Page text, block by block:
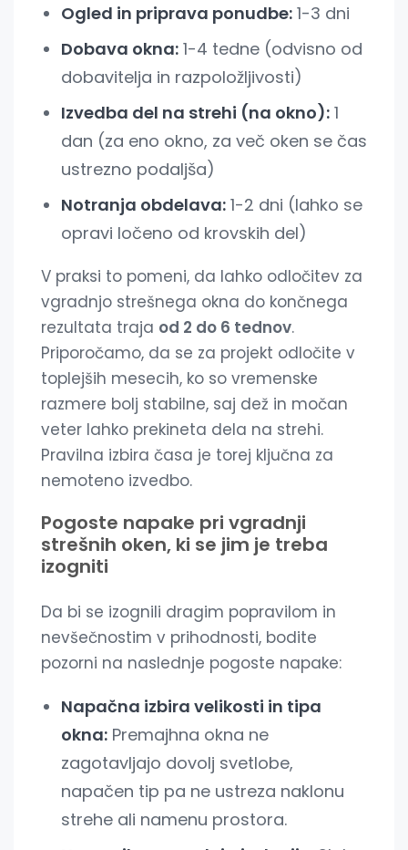
Ogled in priprava ponudbe: 1-3 dni
Dobava okna: 1-4 tedne (odvisno od
dobavitelja in razpoložljivosti)
Izvedba del na strehi (na okno): 1
dan (za eno okno, za več oken se čas
ustrezno podaljša)
Notranja obdelava: 1-2 dni (lahko se
opravi ločeno od krovskih del)
V praksi to pomeni, da lahko odločitev za
vgradnjo strešnega okna do končnega
rezultata traja od 2 do 6 tednov.
Priporočamo, da se za projekt odločite v
toplejših mesecih, ko so vremenske
razmere bolj stabilne, saj dež in močan
veter lahko prekineta dela na strehi.
Pravilna izbira časa je torej ključna za
nemoteno izvedbo.
Pogoste napake pri vgradnji
strešnih oken, ki se jim je treba
izogniti
Da bi se izognili dragim popravilom in
nevšečnostim v prihodnosti, bodite
pozorni na naslednje pogoste napake:
Napačna izbira velikosti in tipa
okna: Premajhna okna ne
zagotavljajo dovolj svetlobe,
napačen tip pa ne ustreza naklonu
strehe ali namenu prostora.